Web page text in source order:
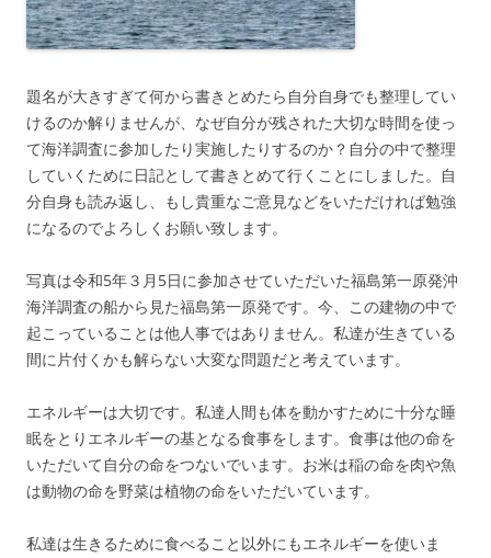
題名が大きすぎて何から書きとめたら自分自身でも整理してい
けるのか解りませんが、なぜ自分が残された大切な時間を使っ
て海洋調査に参加したり実施したりするのか？自分の中で整理
していくために日記として書きとめて行くことにしました。自
分自身も読み返し、もし貴重なご意見などをいただければ勉強
になるのでよろしくお願い致します。
写真は令和5年３月5日に参加させていただいた福島第一原発沖
海洋調査の船から見た福島第一原発です。今、この建物の中で
起こっていることは他人事ではありません。私達が生きている
間に片付くかも解らない大変な問題だと考えています。
エネルギーは大切です。私達人間も体を動かすために十分な睡
眠をとりエネルギーの基となる食事をします。食事は他の命を
いただいて自分の命をつないでいます。お米は稲の命を肉や魚
は動物の命を野菜は植物の命をいただいています。
私達は生きるために食べること以外にもエネルギーを使いま